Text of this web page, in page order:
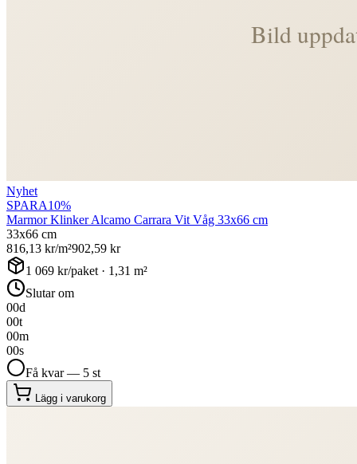
Nyhet
SPARA10%
Marmor Klinker Alcamo Carrara Vit Våg 33x66 cm
33x66 cm
816,13 kr/m²902,59 kr
1 069 kr/paket · 1,31 m²
Slutar om
00d
00t
00m
00s
Få kvar — 5 st
Lägg i varukorg